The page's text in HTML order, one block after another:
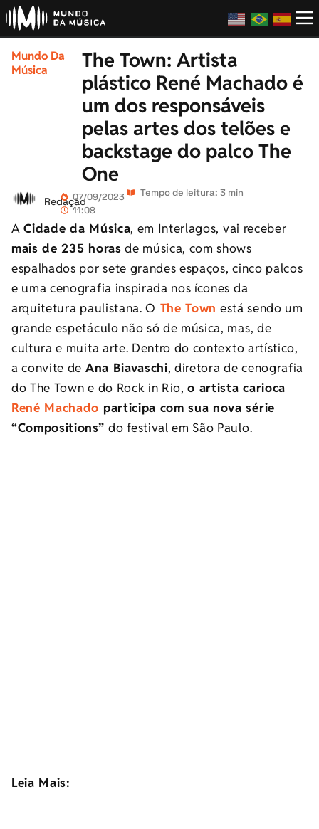
Mundo Da
Música
The Town: Artista
plástico René Machado é
um dos responsáveis
pelas artes dos telões e
backstage do palco The
One
Redação07/09/2023
11:08
Tempo de leitura: 3 min
ACidade da Música, em Interlagos, vai receber
mais de 235 horas de música, com shows
espalhados por sete grandes espaços, cinco palcos
e uma cenografia inspirada nos ícones da
arquitetura paulistana.O The Town está sendo um
grande espetáculo não só de música, mas, de
cultura e muita arte. Dentro do contexto artístico,
a convite de Ana Biavaschi, diretora de cenografia
do The Town e do Rock in Rio,o artista carioca
René Machado participa com sua nova série
“Compositions”do festival em São Paulo.
Leia Mais: